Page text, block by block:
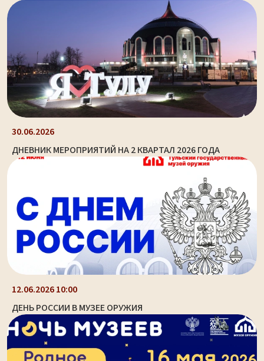
30.06.2026
ДНЕВНИК МЕРОПРИЯТИЙ НА 2 КВАРТАЛ 2026 ГОДА
12.06.2026 10:00
ДЕНЬ РОССИИ В МУЗЕЕ ОРУЖИЯ